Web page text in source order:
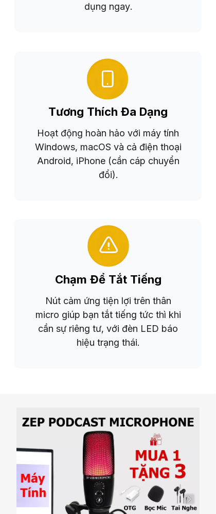
dụng ngay.
Tương Thích Đa Dạng
Hoạt động hoàn hảo với máy tính
Windows, macOS và cả điện thoại
Android, iPhone (cần cáp chuyển
đổi).
Chạm Để Tắt Tiếng
Nút cảm ứng tiện lợi trên thân
micro giúp bạn tắt tiếng tức thì khi
cần sự riêng tư, với đèn LED báo
hiệu trạng thái.